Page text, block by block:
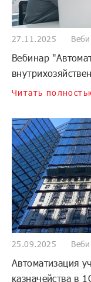
27.11.2025
Вебинар
Читать
25.09.2025
Автоматизация
казначейства в